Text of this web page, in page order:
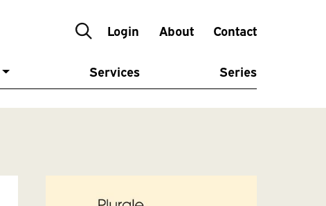
Login About Contact
Services Series